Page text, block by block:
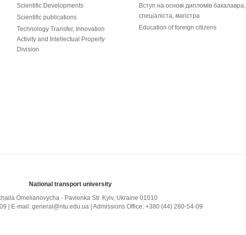
Scientific Developments
Scientific publications
Technology Transfer, Innovation
Activity and Intellectual Property
Division
Вступ на основі дипломів бакалавра,
спеціаліста, магістра
Education of foreign citizens
National transport university
Omelianovycha - Pavlenka Str. Kyiv, Ukraine 01010
| E-mail: general@ntu.edu.ua | Admissions Office: +380 (44) 280-54-09